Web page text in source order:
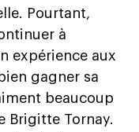
Pourtant,
à
expérience aux
gagner sa
beaucoup
Brigitte Tornay.